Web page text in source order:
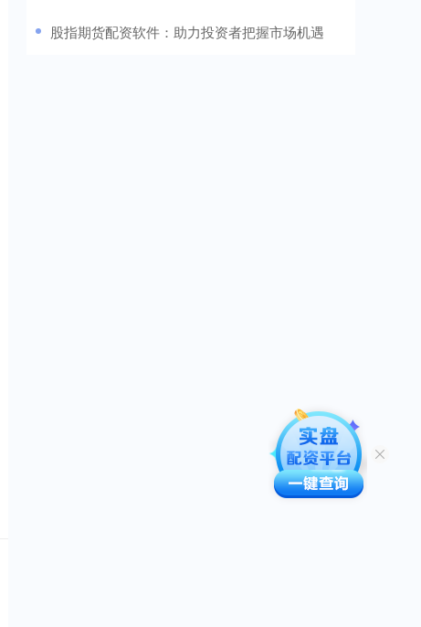
​股指期货配资软件：助力投资者把握市场机遇